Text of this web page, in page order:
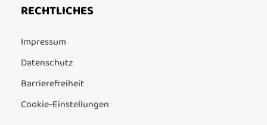
RECHTLICHES
Impressum
Datenschutz
Barrierefreiheit
Cookie-Einstellungen